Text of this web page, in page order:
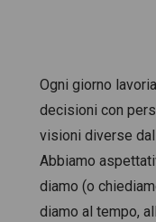
Ogni giorno
decisioni con
visioni diverse
Abbiamo
diamo (o
diamo al tempo,